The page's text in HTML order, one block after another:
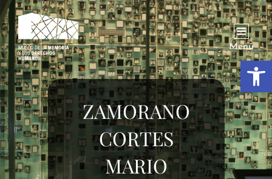
Menú
ZAMORANO
CORTES
MARIO